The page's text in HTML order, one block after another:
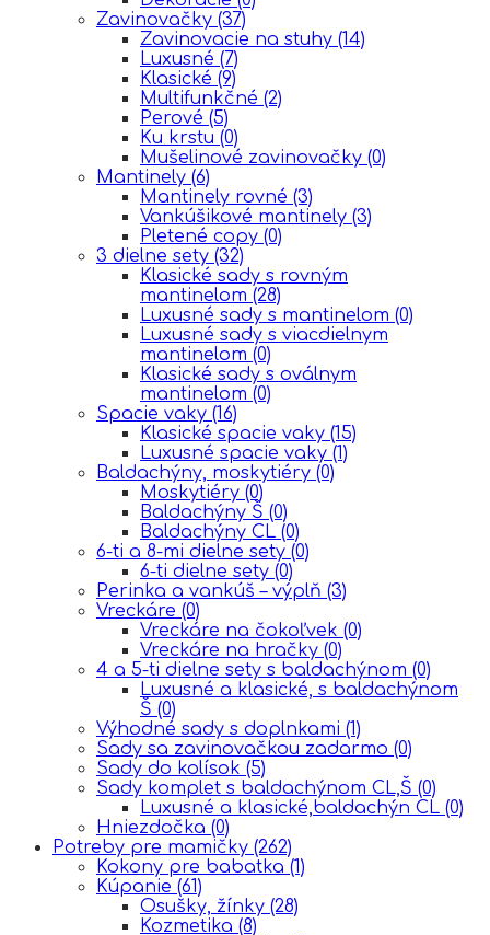
Zavinovačky (37)
Zavinovacie na stuhy (14)
Luxusné (7)
Klasické (9)
Multifunkčné (2)
Perové (5)
Ku krstu (0)
Mušelinové zavinovačky (0)
Mantinely (6)
Mantinely rovné (3)
Vankúšikové mantinely (3)
Pletené copy (0)
3 dielne sety (32)
Klasické sady s rovným
mantinelom (28)
Luxusné sady s mantinelom (0)
Luxusné sady s viacdielnym
mantinelom (0)
Klasické sady s oválnym
mantinelom (0)
Spacie vaky (16)
Klasické spacie vaky (15)
Luxusné spacie vaky (1)
Baldachýny, moskytiéry (0)
Moskytiéry (0)
Baldachýny Š (0)
Baldachýny CL (0)
6-ti a 8-mi dielne sety (0)
6-ti dielne sety (0)
Perinka a vankúš – výplň (3)
Vreckáre (0)
Vreckáre na čokoľvek (0)
Vreckáre na hračky (0)
4 a 5-ti dielne sety s baldachýnom (0)
Luxusné a klasické, s baldachýnom
Š (0)
Výhodné sady s doplnkami (1)
Sady sa zavinovačkou zadarmo (0)
Sady do kolísok (5)
Sady komplet s baldachýnom CL,Š (0)
Luxusné a klasické,baldachýn CL (0)
Hniezdočka (0)
Potreby pre mamičky (262)
Kokony pre babatka (1)
Kúpanie (61)
Osušky, žínky (28)
Kozmetika (8)